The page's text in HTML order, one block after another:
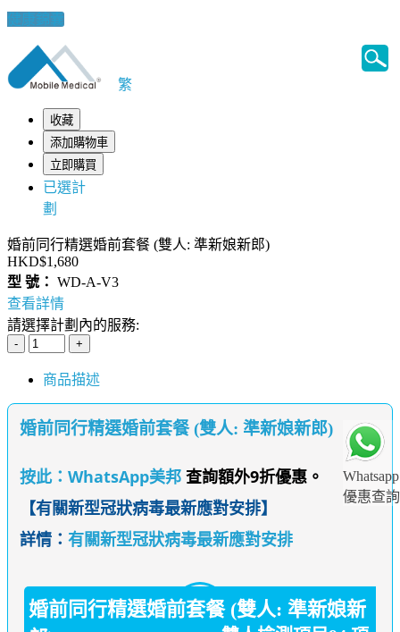
健康錦囊
Whatsapp
優惠查詢
繁
收藏
添加購物車
立即購買
已選計
劃
婚前同行精選婚前套餐 (雙人: 準新娘新郎)
HKD$1,680
型 號： WD-A-V3
查看詳情
請選擇計劃內的服務:
商品描述
婚前同行精選婚前套餐 (雙人: 準新娘新郎)
按此：WhatsApp美邦 查詢額外9折優惠。
【有關新型冠狀病毒最新應對安排】
詳情： 有關新型冠狀病毒最新應對安排
婚前同行精選婚前套餐 (雙人: 準新娘新